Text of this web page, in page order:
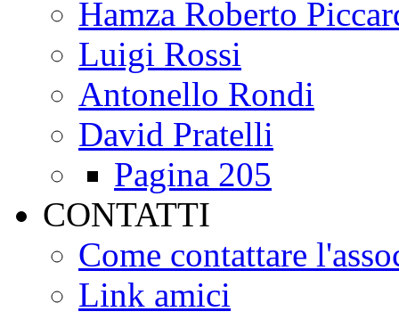
Hamza Roberto
Luigi Rossi
Antonello Rondi
David Pratelli
Pagina 205
CONTATTI
Come contattare
Link amici